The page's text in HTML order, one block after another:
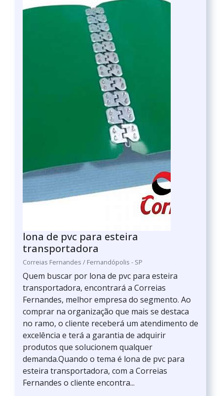
lona de pvc para esteira
transportadora
Correias Fernandes / Fernandópolis - SP
Quem buscar por lona de pvc para esteira
transportadora, encontrará a Correias
Fernandes, melhor empresa do segmento. Ao
comprar na organização que mais se destaca
no ramo, o cliente receberá um atendimento de
excelência e terá a garantia de adquirir
produtos que solucionem qualquer
demanda.Quando o tema é lona de pvc para
esteira transportadora, com a Correias
Fernandes o cliente encontra...